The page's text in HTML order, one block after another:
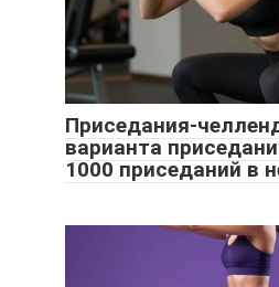
Приседания-
варианта
1000 приседаний в